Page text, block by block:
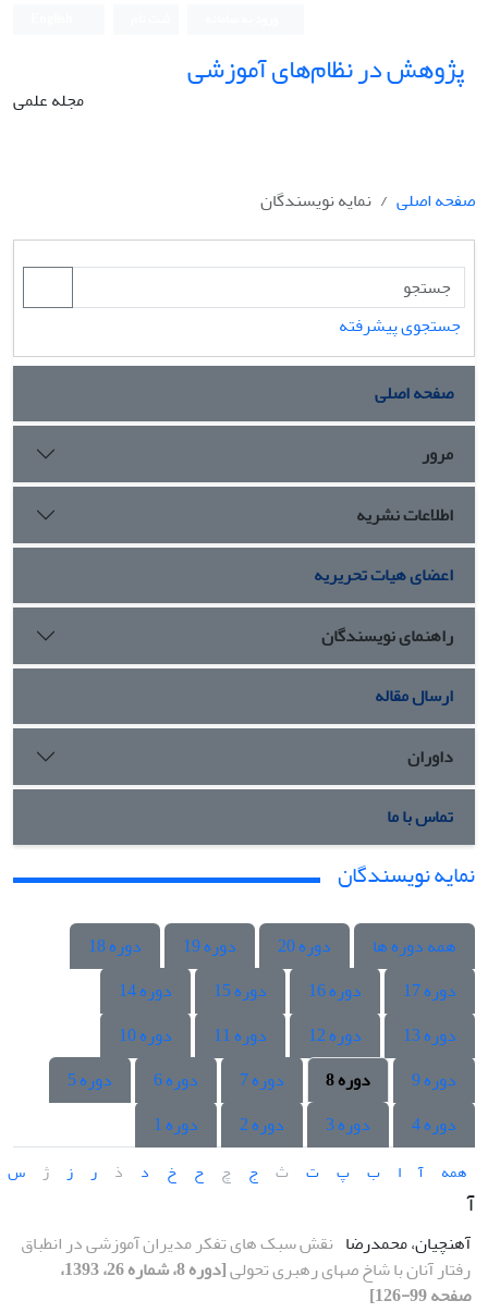
پژوهش در نظام‌های آموزشی
مجله علمی
صفحه اصلی نمایه نویسندگان
جستجوی پیشرفته
صفحه اصلی
مرور
اطلاعات نشریه
اعضای هیات تحریریه
راهنمای نویسندگان
ارسال مقاله
داوران
تماس با ما
نمایه نویسندگان
همه دوره ها دوره 20 دوره 19
دوره 18
دوره 17
دوره 16 دوره 15
دوره 14
دوره 13
دوره 12 دوره 11
دوره 10
دوره 9
دوره 8 دوره 7 دوره 6
دوره 5
دوره 4
دوره 3 دوره 2 دوره 1
همه آ ا ب پ ت ث ج چ ح خ د ذ ر ز ژ س
آ
آهنچیان، محمدرضا نقش سبک های تفکر مدیران آموزشی در انطباق
رفتار آنان با شاخ صهای رهبری تحولی
[دوره 8، شماره 26، 1393،
صفحه 99-126]